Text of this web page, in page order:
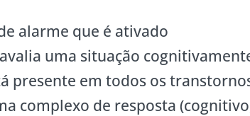
alarme que é ativado
uma situação
presente em todos os
complexo de resposta